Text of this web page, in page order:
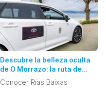
Descubre la belleza oculta
de O Morrazo: la ruta de
playas imprescindibles en
un día
Conocer Rías Baixas